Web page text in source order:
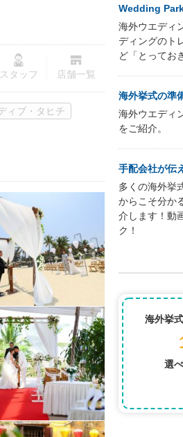
スタッフ 店舗一覧
ィブ・タヒチ
Wedding
海外ウエディ
ディングのト
ど「とってお
海外挙式の準
海外ウエディ
をご紹介。
手配会社が伝
多くの海外挙
からこそ分か
介します！動
ク！
海外挙
選